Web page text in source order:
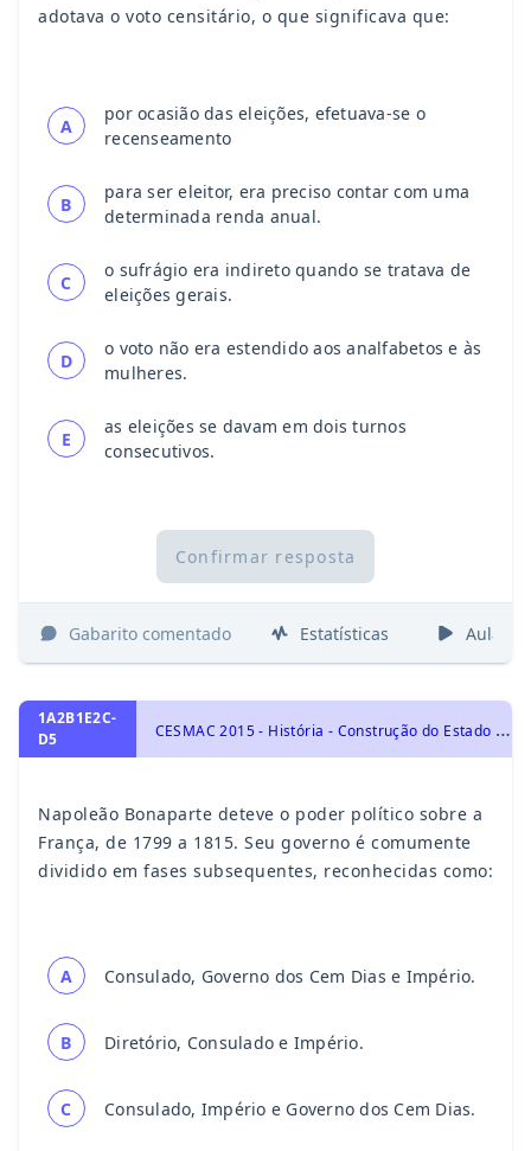
adotava o voto censitário, o que significava que:
A
por ocasião das eleições, efetuava-se o
recenseamento
B
para ser eleitor, era preciso contar com uma
determinada renda anual.
C
o sufrágio era indireto quando se tratava de
eleições gerais.
D
o voto não era estendido aos analfabetos e às
mulheres.
E
as eleições se davam em dois turnos
consecutivos.
Confirmar resposta
Gabarito comentado Estatísticas Aulas
1A2B1E2C-
D5
C
ESMAC 2015 - História - Construção do Estado Liberal: Revolução Francesa, História Geral
Napoleão Bonaparte deteve o poder político sobre a
França, de 1799 a 1815. Seu governo é comumente
dividido em fases subsequentes, reconhecidas como:
A Consulado, Governo dos Cem Dias e Império.
B Diretório, Consulado e Império.
C Consulado, Império e Governo dos Cem Dias.